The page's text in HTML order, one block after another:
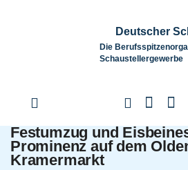
Deutscher
Die
Schaustellergewerbe
Festumzug und
Prominenz auf dem
Kramermarkt